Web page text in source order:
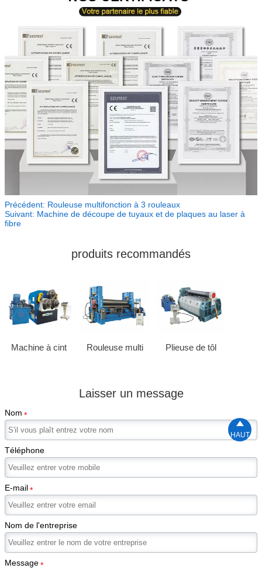
Précédent: Rouleuse multifonction à 3 rouleaux
Suivant: Machine de découpe de tuyaux et de plaques au laser à
fibre
produits recommandés
Machine à cint Rouleuse multi Plieuse de tôl
Laisser un message
Nom *
Téléphone
E-mail*
Nom de l'entreprise
Message*

HAUT